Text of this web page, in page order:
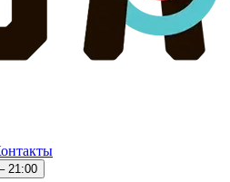
21:00